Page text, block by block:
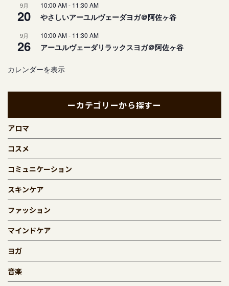
9月
20
10:00 AM- 11:30 AM
やさしいアーユルヴェーダヨガ＠阿佐ヶ谷
9月
26
10:00 AM- 11:30 AM
アーユルヴェーダリラックスヨガ＠阿佐ヶ谷
カレンダーを表示
ーカテゴリーから探すー
アロマ
コスメ
コミュニケーション
スキンケア
ファッション
マインドケア
ヨガ
音楽